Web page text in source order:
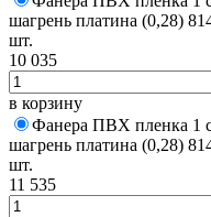
шагрень платина (0,28)
шт.
10 035
в корзину
Фанера ПВХ пленка 1
шагрень платина (0,28)
шт.
11 535